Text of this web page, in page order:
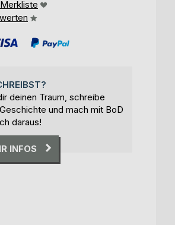
deinen Traum, schreibe
und mach mit BoD
daraus!
INFOS